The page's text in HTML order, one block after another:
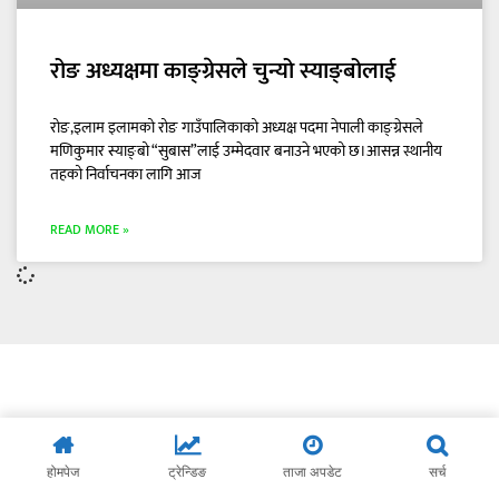
रोङ अध्यक्षमा काङ्ग्रेसले चुन्यो स्याङ्बोलाई
रोङ,इलाम इलामको रोङ गाउँपालिकाको अध्यक्ष पदमा नेपाली काङ्ग्रेसले
मणिकुमार स्याङ्बो “सुबास”लाई उम्मेदवार बनाउने भएको छ।आसन्न स्थानीय
तहको निर्वाचनका लागि आज
READ MORE »
होमपेज ट्रेन्डिङ ताजा अपडेट सर्च